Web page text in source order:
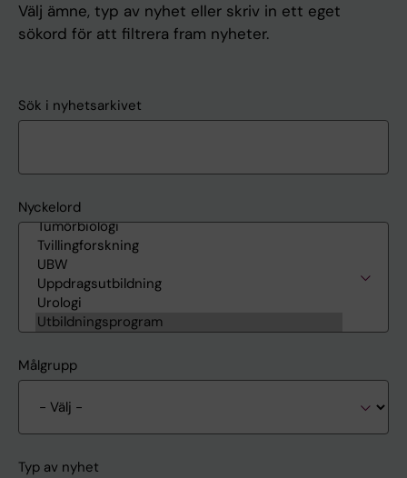
Välj ämne, typ av nyhet eller skriv in ett eget
sökord för att filtrera fram nyheter.
Sök i nyhetsarkivet
Nyckelord
Målgrupp
Typ av nyhet